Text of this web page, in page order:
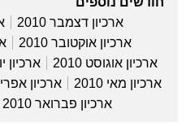
ארכיון דצמבר 2010
ארכיון אוקטובר 2010
ארכיון אוגוסט 2010
ארכיון יולי
ארכיון מאי 2010
ארכיון אפריל
ארכיון פברואר 2010